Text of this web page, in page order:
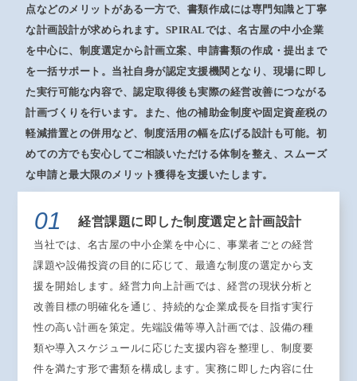
点などのメリットがある一方で、書類作成には専門知識と丁寧
な計画設計が求められます。SPIRALでは、名古屋の中小企業
を中心に、制度選定から計画立案、申請書類の作成・提出まで
を一括サポート。当社自身が認定支援機関となり、現場に即し
た実行可能な内容で、認定取得後も実際の経営改善につながる
計画づくりを行います。また、他の補助金制度や固定資産税の
軽減措置との併用など、制度活用の幅を広げる設計も可能。初
めての方でも安心してご相談いただける体制を整え、スムーズ
な申請と最大限のメリット獲得を支援いたします。
01 経営課題に即した制度選定と計画設計
当社では、名古屋の中小企業を中心に、事業者ごとの経営
課題や設備投資の目的に応じて、最適な制度の選定から支
援を開始します。経営力向上計画では、経営の現状分析と
改善目標の明確化を通じ、持続的な企業成長を目指す実行
性の高い計画を策定。先端設備等導入計画では、設備の種
類や導入スケジュールに応じた支援内容を整理し、制度要
件を満たす形で書類を構成します。実務に即した内容に仕